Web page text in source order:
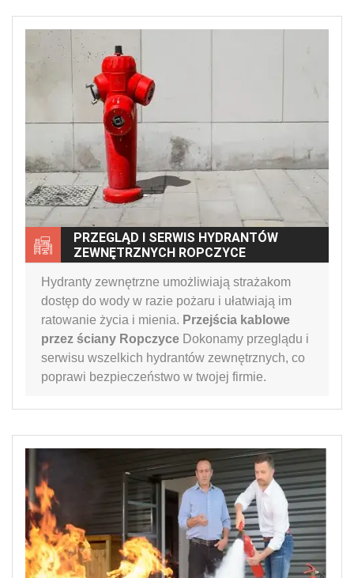
PRZEGLĄD I SERWIS HYDRANTÓW
ZEWNĘTRZNYCH ROPCZYCE
Hydranty zewnętrzne umożliwiają strażakom
dostęp do wody w razie pożaru i ułatwiają im
ratowanie życia i mienia. Przejścia kablowe
przez ściany Ropczyce Dokonamy przeglądu i
serwisu wszelkich hydrantów zewnętrznych, co
poprawi bezpieczeństwo w twojej firmie.